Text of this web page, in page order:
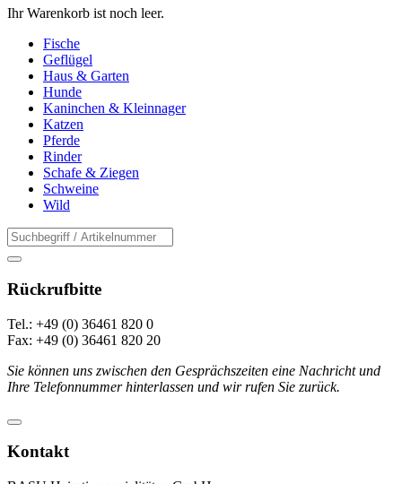
Ihr Warenkorb ist noch leer.
Fische
Geflügel
Haus & Garten
Hunde
Kaninchen & Kleinnager
Katzen
Pferde
Rinder
Schafe & Ziegen
Schweine
Wild
Rückrufbitte
Tel.: +49 (0) 36461 820 0
Fax: +49 (0) 36461 820 20
Sie können uns zwischen den Gesprächszeiten eine Nachricht und
Ihre Telefonnummer hinterlassen und wir rufen Sie zurück.
Kontakt